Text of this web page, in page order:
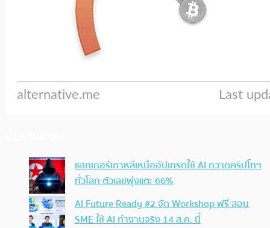
แฮกเกอร์เกาหลีเหนืออัปเกรดใช้ AI กวาดคริปโทฯ
ทั่วโลก ตัวเลขพุ่งแตะ 66%
AI Future Ready #2 จัด Workshop ฟรี สอน
SME ใช้ AI ทำงานจริง 14 ส.ค. นี้